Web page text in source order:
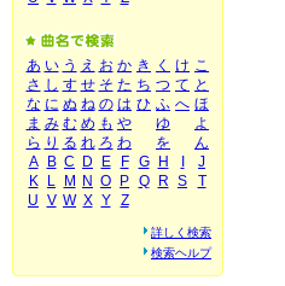
あ い う え お か き く け こ
さ し す せ そ た ち つ て と
な に ぬ ね の は ひ ふ へ ほ
ま み む め も や ゆ
よ
ら り る れ ろ わ を
ん
A
B C D E F G H
J
K
L M N O P Q R S
T
U V W X Y Z
詳しく検索
検索ヘルプ